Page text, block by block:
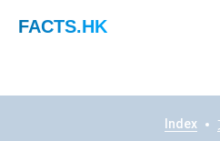
FACTS.HK
Index